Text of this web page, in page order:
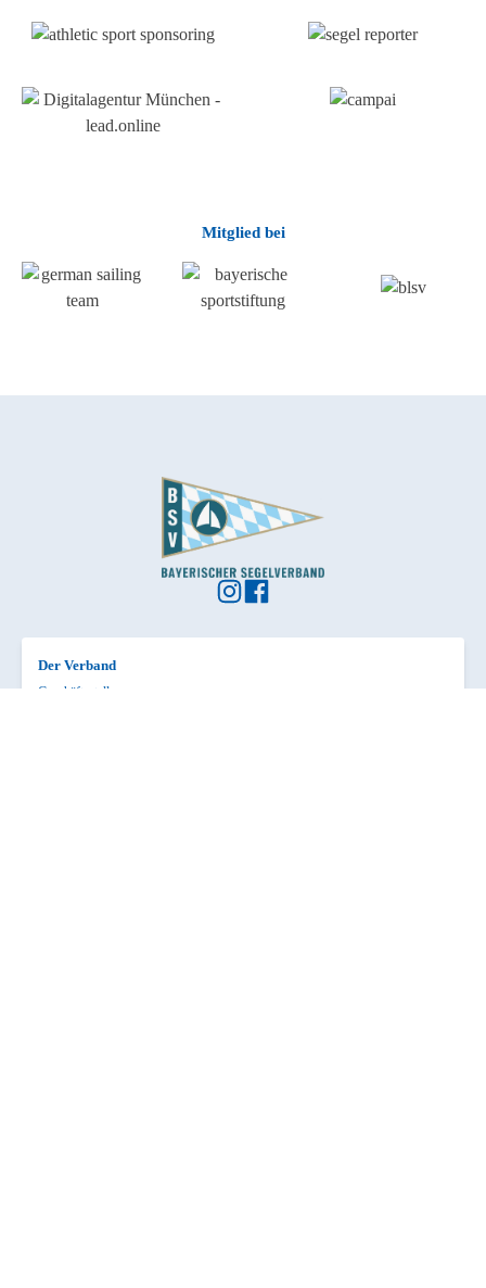
Mitglied bei
Der Verband
Geschäftsstelle